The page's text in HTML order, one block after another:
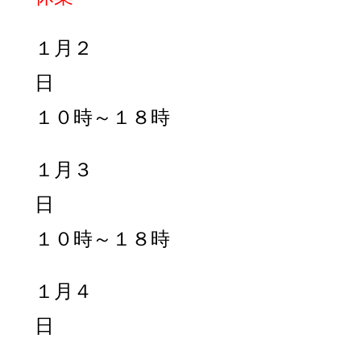
１月２
日
１０時～１８時
１月３
日
１０時～１８時
１月４
日